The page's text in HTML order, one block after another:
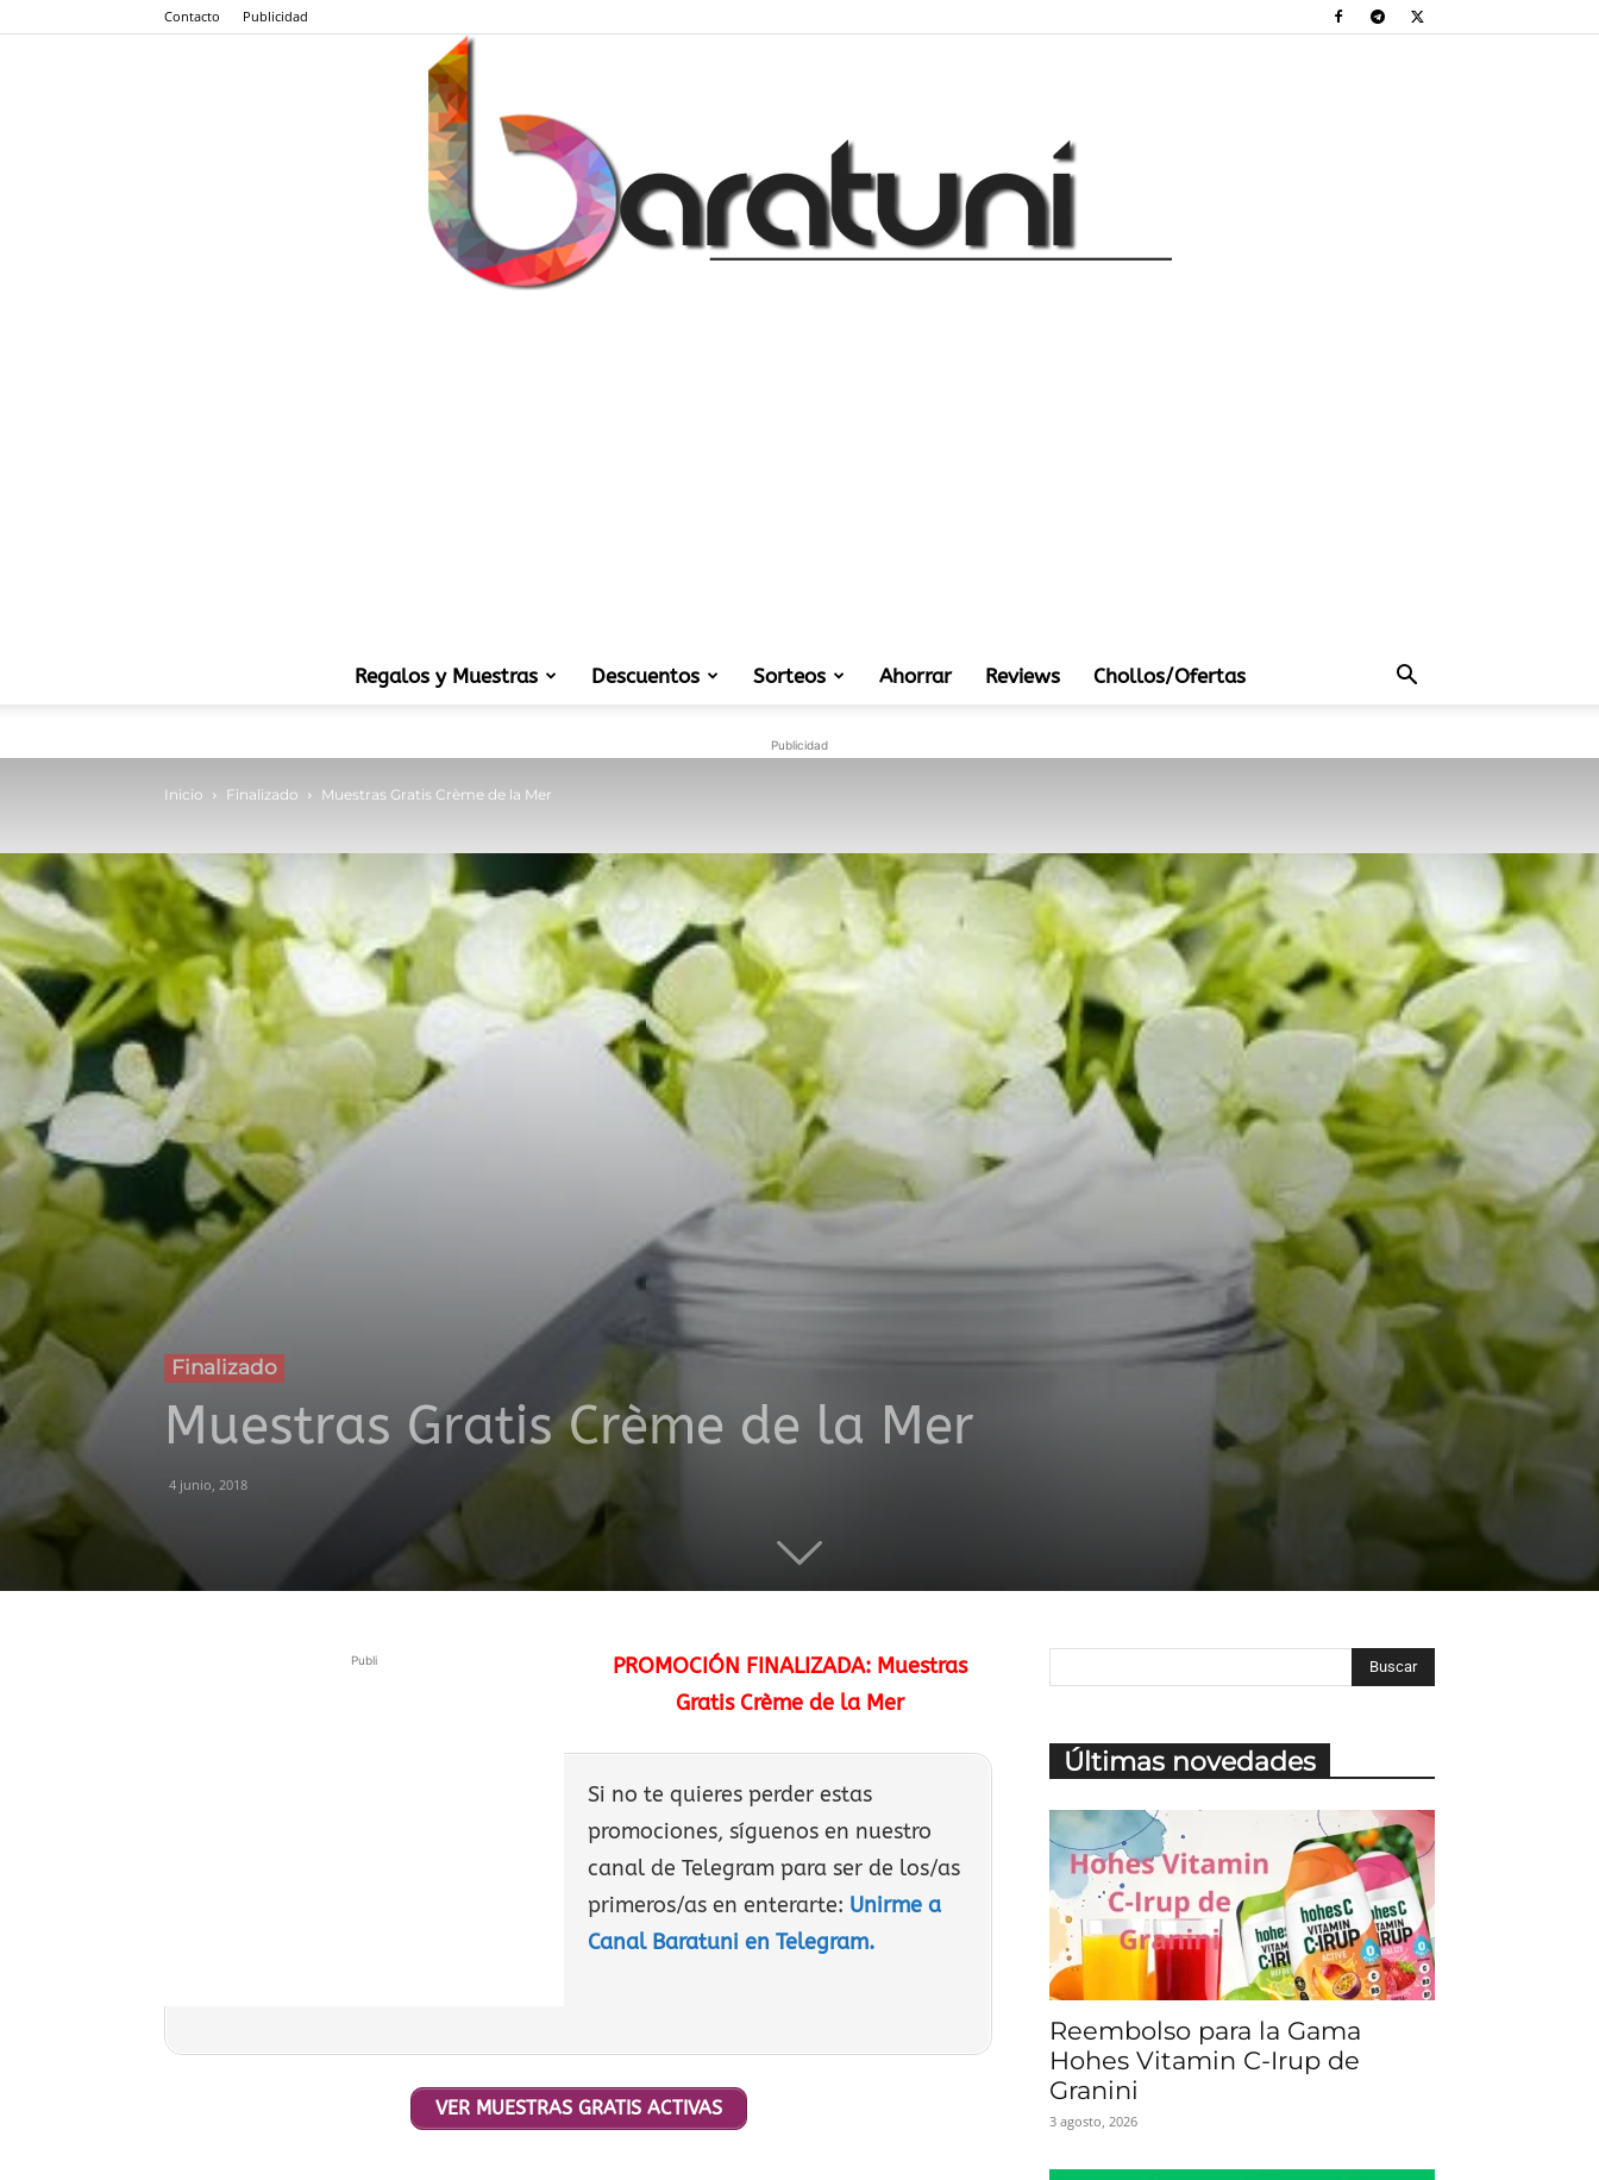
Contacto Publicidad
muestras
de
productos
domicilio
Baratuni
Regalos y Muestras Descuentos Sorteos Ahorrar Reviews Chollos/Ofertas
Publicidad
Inicio Finalizado Muestras Gratis Crème de la Mer
Finalizado
Muestras Gratis Crème de la Mer
4 junio, 2018
Publi
PROMOCIÓN FINALIZADA: Muestras
Gratis Crème de la Mer
Si no te quieres perder estas
promociones, síguenos en nuestro
canal de Telegram para ser de los/as
primeros/as en enterarte: Unirme a
Canal Baratuni en Telegram.
VER MUESTRAS GRATIS ACTIVAS
Últimas novedades
Reembolso para la Gama
Hohes Vitamin C-Irup de
Granini
3 agosto, 2026